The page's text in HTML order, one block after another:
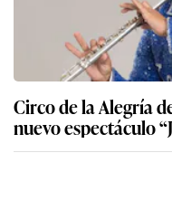
Circo de la Alegría
nuevo espectáculo